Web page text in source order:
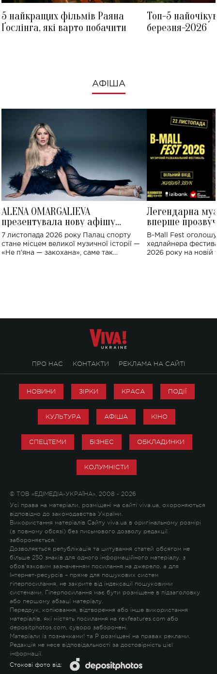
5 найкращих фільмів Раяна
Ґослінга, які варто побачити
Топ-5
березня-2026
АФІША
ALENA OMARGALIEVA
презентувала нову афішу
великого концерту в Палаці
спорту
7 листопада 2026 року Палац спорту
стане місцем великої музичної історії —
«Не пʼяна — закохана», саме так
Легендарна
вперше
Україні: де
B-Mall Fest
хедлайнера
2026 року на новій
ПРО НАС КОНТАКТИ РЕКЛАМА НА САЙТІ
НОВИНИ ЗІРКИ КРАСА ПОДІЇ
КУЛЬТУРА АФІША КІНО
СПЕЦТЕМИ БІЗНЕС ОБКЛАДИНКИ
КОЛУМНІСТИ
© ТОВ «ЕДІМЕДІА-УКРАЇНА», 2008 - 2026
Усі права на матеріали, розміщені на сайті viva.ua, охороняються
відповідно до законодавства України.
Використання матеріалів Сайту viva.ua в оригінальному розмірі
(в повному обсязі) без письмового дозволу редакції
забороняється.
Дозволяється републікація та цитування статей обсягом не
більше 250 знаків для одного інформаційного матеріалу, з
обов'язковим зазначенням посилання на джерело, а для
Інтернет-ресурсів – пряме для пошукових систем
гіперпосилання, не закрите від індексації пошуковими
системами. Гіперпосилання має бути розміщене в підзаголовку
або першому абзаці матеріалу.
Передрук, копіювання, відтворення або інше використання
матеріалів, які містять посилання на rexfeatures.com або
depositphotos.com, суворо заборонені.
Матеріали із позначками! та P розміщені на правах реклами.
Редакція не несе відповідальності за достовірність цієї
інформації.
Стокові фото від: